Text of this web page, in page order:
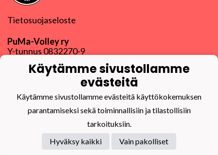
Tietosuojaseloste
PuMa-Volley ry
Y-tunnus 0832270-9
Linkki muihin yhteystietoihin
Powered by
Käytämme sivustollamme
evästeitä
Käytämme sivustollamme evästeitä käyttökokemuksen
parantamiseksi sekä toiminnallisiin ja tilastollisiin
tarkoituksiin.
Hyväksy kaikki
Vain pakolliset